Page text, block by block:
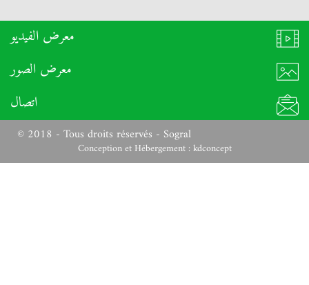
معرض الفيديو
معرض الصور
اتصال
© 2018 - Tous droits réservés - Sogral
Conception et Hébergement : kdconcept